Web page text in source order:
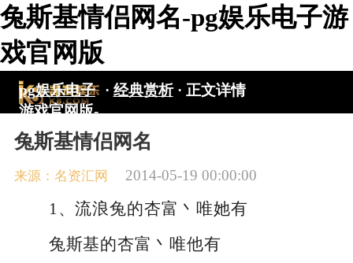
兔斯基情侣网名-pg娱乐电子游
戏官网版
pg娱乐电子
游戏官网版-
pg电子游戏
入口
· 经典赏析 · 正文详情
兔斯基情侣网名
来源：名资汇网 2014-05-19 00:00:00
1、流浪兔的杏富丶唯她有
兔斯基的杏富丶唯他有